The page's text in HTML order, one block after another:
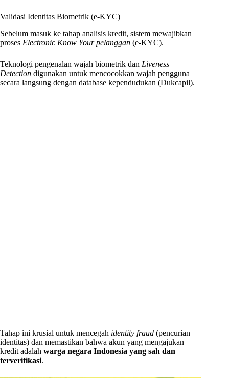
Validasi Identitas Biometrik (e-KYC)
Sebelum masuk ke tahap analisis kredit, sistem mewajibkan
proses Electronic Know Your pelanggan (e-KYC).
Teknologi pengenalan wajah biometrik dan Liveness
Detection digunakan untuk mencocokkan wajah pengguna
secara langsung dengan database kependudukan (Dukcapil).
Tahap ini krusial untuk mencegah identity fraud (pencurian
identitas) dan memastikan bahwa akun yang mengajukan
kredit adalah warga negara Indonesia yang sah dan
terverifikasi.